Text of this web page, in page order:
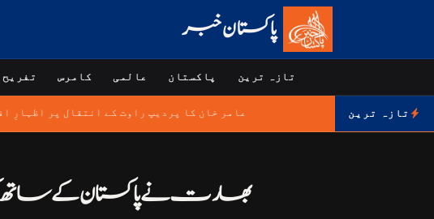
پاکستان خبر
تازہ ترین پاکستان عالمی کامرس تفریح
تازہ ترین عامر خان کا پردیپ راوت کے انتقال پر اظہارِ